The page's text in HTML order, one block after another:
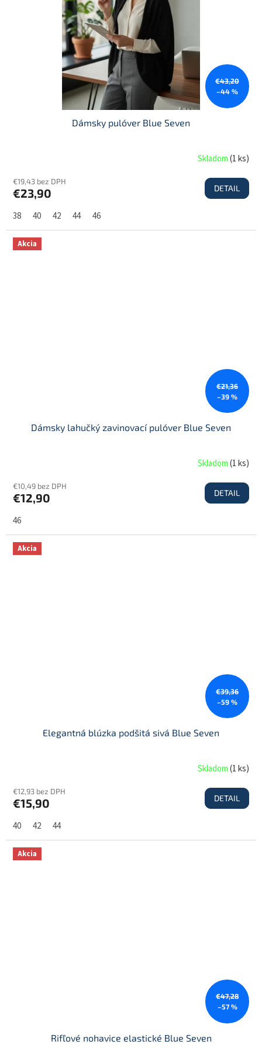
€43,20
–44 %
Dámsky pulóver Blue Seven
Skladom(1 ks)
€19,43 bez DPH
€23,90 DETAIL
38 40 42 44 46
Akcia
€21,36
–39 %
Dámsky lahučký zavinovací pulóver Blue Seven
Skladom(1 ks)
€10,49 bez DPH
€12,90 DETAIL
46
Akcia
€39,36
–59 %
Elegantná blúzka podšitá sivá Blue Seven
Skladom(1 ks)
€12,93 bez DPH
€15,90 DETAIL
40 42 44
Akcia
€47,28
–57 %
Rifľové nohavice elastické Blue Seven